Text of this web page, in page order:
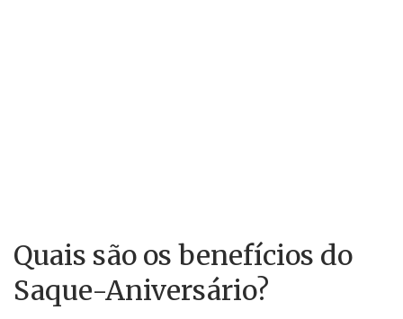
Quais são os benefícios do
Saque-Aniversário?